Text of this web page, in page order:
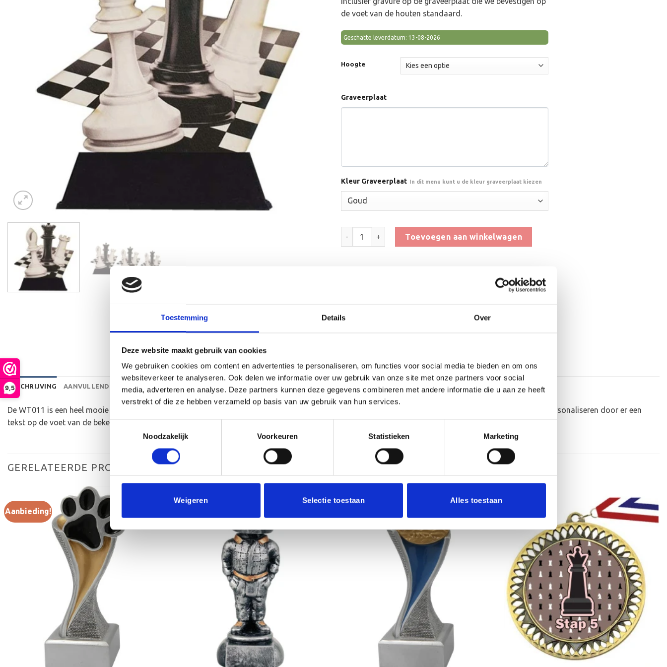
Toestemming Details Over
Deze website maakt gebruik van cookies
We gebruiken cookies om content en advertenties te personaliseren, om functies voor social media te bieden en om ons
websiteverkeer te analyseren. Ook delen we informatie over uw gebruik van onze site met onze partners voor social
media, adverteren en analyse. Deze partners kunnen deze gegevens combineren met andere informatie die u aan ze heeft
verstrekt of die ze hebben verzameld op basis van uw gebruik van hun services.
Noodzakelijk
Voorkeuren Statistieken Marketing
Weigeren Selectie toestaan Alles toestaan
9,5
€11.20.€9.80.
de voet van de houten standaard.
Geschatte leverdatum: 13-08-2026
Hoogte
Graveerplaat
Kleur Graveerplaat In dit menu kunt u de kleur graveerplaat kiezen
Houten Standaard voor Schaken - WT011 OP=OP aantal
Toevoegen aan winkelwagen
Categorieën:Beker met graveerplaat,Hout,Op=Op Beelden,Schaken
BESCHRIJVING AANVULLENDE INFORMATIE BEOORDELINGEN (0)
De WT011 is een heel mooie houten standaard die zeer geschikt is voor ieder (sport)toernooi of businessevenement. We kunnen de houten standaard personaliseren door er een
tekst op de voet van de beker aan te brengen. We graveren de tekst gecentreerd op een aluminium plaatje.
GERELATEERDE PRODUCTEN
Aanbieding!
Toevoegen
Toevoegen
Toevoegen
verlanglijst